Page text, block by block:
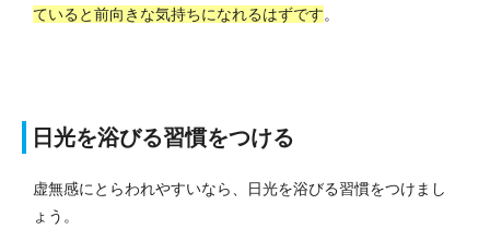
ていると前向きな気持ちになれるはずです。
日光を浴びる習慣をつける
虚無感にとらわれやすいなら、日光を浴びる習慣をつけまし
ょう。